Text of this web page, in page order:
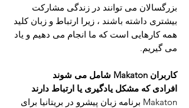
بزرگسالان می توانند در زندگی مشارکت
بیشتری داشته باشند ، زیرا ارتباط و زبان کلید
همه کارهایی است که ما انجام می دهیم و یاد
می گیریم.
کاربران Makaton شامل می شوند
افرادی که مشکل یادگیری یا ارتباط دارند
Makaton برنامه زبان پیشرو در بریتانیا برای